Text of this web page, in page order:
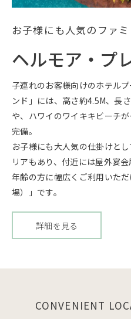
お子様にも人気のファ
ヘルモア・プ
子連れのお客様向けのホテル
ンド」には、高さ約4.5M、長
や、ハワイのワイキキビーチ
完備。
お子様にも大人気の仕掛けと
リアもあり、付近には屋外宴
年齢の方に幅広くご利用いた
場）」です。
詳細を見る
ヘ
ル
ア・
イ
グ
CONVENIENT